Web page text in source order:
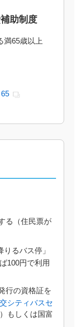
助制度
満65歳以上
る（住民票が
りるバス停」
100円で利用
行の資格証を
シティバスセ
）もしくは国富